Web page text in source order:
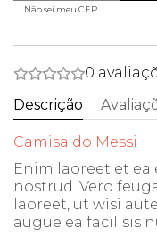
Não sei meu CEP
0
Descrição
Camisa do Messi
Enim laoreet et
nostrud. Vero
laoreet, ut wisi
augue ea facilisis